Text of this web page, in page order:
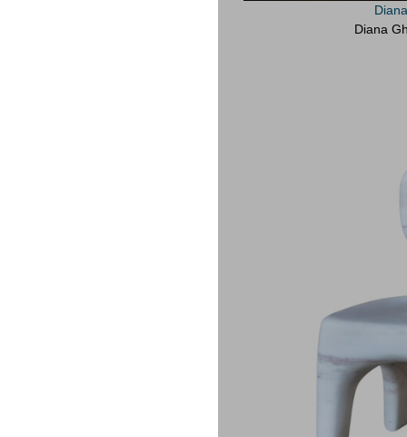
Diana